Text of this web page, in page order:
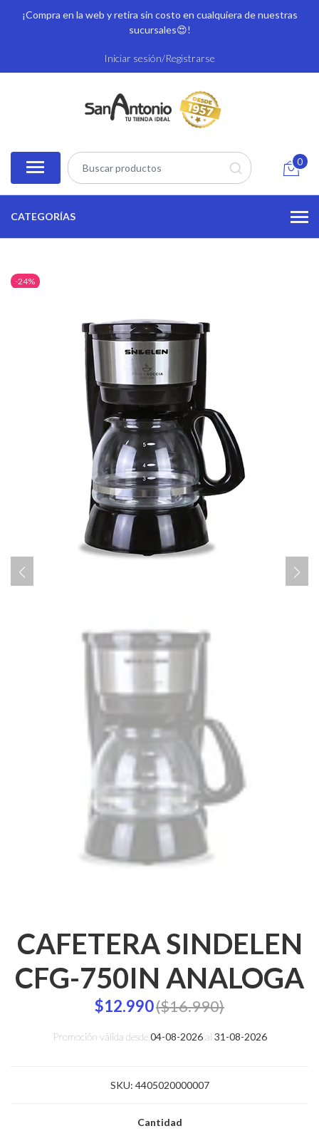
¡Compra en la web y retira sin costo en cualquiera de nuestras
sucursales😍!
Iniciar sesión/Registrarse
0
CATEGORÍAS
-24%
CAFETERA SINDELEN
CFG-750IN ANALOGA
$12.990($16.990)
Promoción válida desde04-08-2026al 31-08-2026
SKU: 4405020000007
Cantidad